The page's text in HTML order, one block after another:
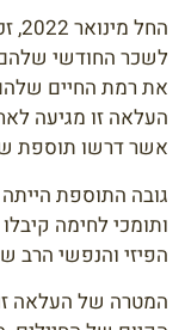
לשכר החודשי
את רמת החיים
העלאה זו מגיעה
אשר דרשו תוספת
גובה התוספת
ותומכי לחימה
הפיזי והנפשי
המטרה של העלאה